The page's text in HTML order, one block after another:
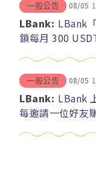
一般公告 08/05
LBank: LBank
鎖每月 300
一般公告 08/05
LBank: LBank
每邀請一位好友